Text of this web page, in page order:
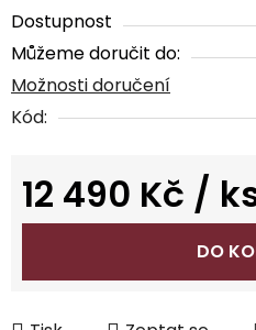
Dostupnost
Můžeme doručit do:
Možnosti doručení
Kód:
12 490 Kč /
Měrná cena:
DO